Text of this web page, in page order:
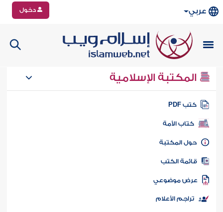
عربي دخول
المكتبة الإسلامية
كتب PDF
كتاب الأمة
المكتبة
الكتب
موضوعي